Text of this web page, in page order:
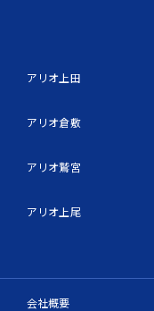
アリオ上田
アリオ倉敷
アリオ鷲宮
アリオ上尾
会社概要